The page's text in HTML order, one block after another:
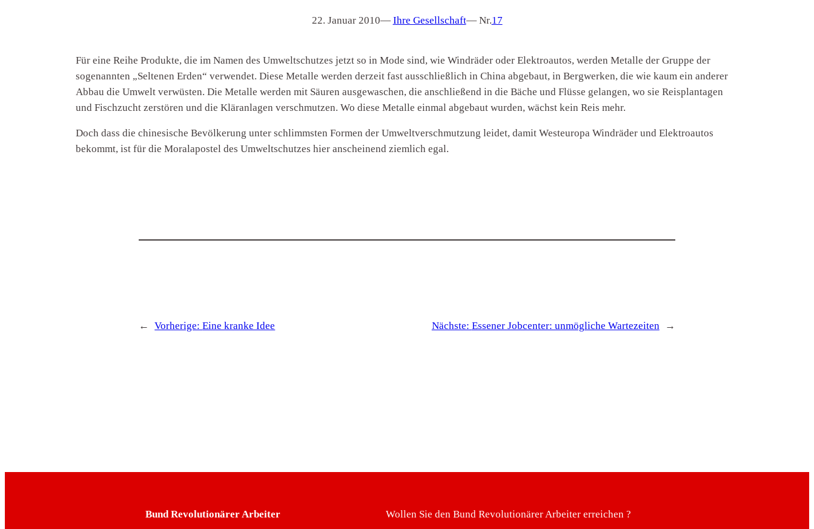
22. Januar 2010— Ihre Gesellschaft— Nr.17
Für eine Reihe Produkte, die im Namen des Umweltschutzes jetzt so in Mode sind, wie Windräder oder Elektroautos, werden Metalle der Gruppe der
sogenannten „Seltenen Erden“ verwendet. Diese Metalle werden derzeit fast ausschließlich in China abgebaut, in Bergwerken, die wie kaum ein anderer
Abbau die Umwelt verwüsten. Die Metalle werden mit Säuren ausgewaschen, die anschließend in die Bäche und Flüsse gelangen, wo sie Reisplantagen
und Fischzucht zerstören und die Kläranlagen verschmutzen. Wo diese Metalle einmal abgebaut wurden, wächst kein Reis mehr.
Doch dass die chinesische Bevölkerung unter schlimmsten Formen der Umweltverschmutzung leidet, damit Westeuropa Windräder und Elektroautos
bekommt, ist für die Moralapostel des Umweltschutzes hier anscheinend ziemlich egal.
← Vorherige:Eine kranke Idee Nächste: Essener Jobcenter: unmögliche Wartezeiten →
Bund Revolutionärer Arbeiter Wollen Sie den Bund Revolutionärer Arbeiter erreichen ?